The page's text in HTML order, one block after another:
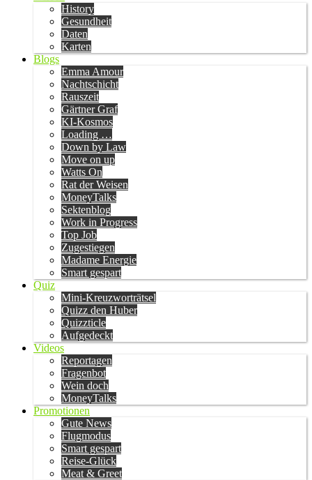
History
Gesundheit
Daten
Karten
Blogs
Emma Amour
Nachtschicht
Rauszeit
Gärtner Graf
KI-Kosmos
Loading …
Down by Law
Move on up
Watts On
Rat der Weisen
MoneyTalks
Sektenblog
Work in Progress
Top Job
Zugestiegen
Madame Energie
Smart gespart
Quiz
Mini-Kreuzworträtsel
Quizz den Huber
Quizzticle
Aufgedeckt
Videos
Reportagen
Fragenbot
Wein doch
MoneyTalks
Promotionen
Gute News
Flugmodus
Smart gespart
Reise-Glück
Meat & Greet